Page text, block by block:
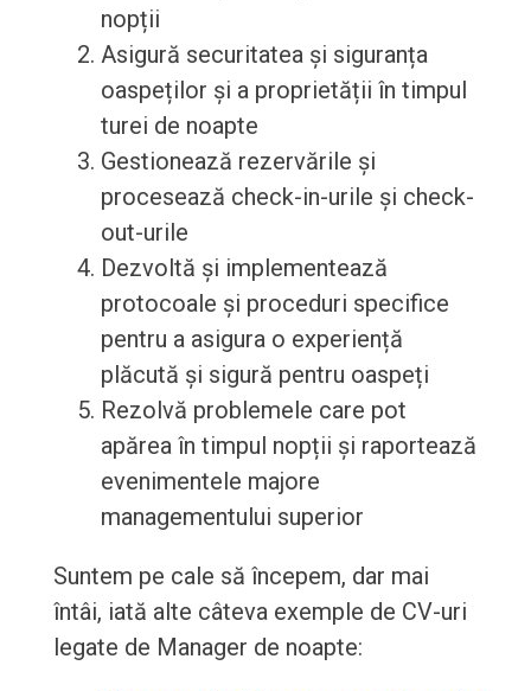
nopții
Asigură securitatea și siguranța
oaspeților și a proprietății în timpul
turei de noapte
Gestionează rezervările și
procesează check-in-urile și check-
out-urile
Dezvoltă și implementează
protocoale și proceduri specifice
pentru a asigura o experiență
plăcută și sigură pentru oaspeți
Rezolvă problemele care pot
apărea în timpul nopții și raportează
evenimentele majore
managementului superior
Suntem pe cale să începem, dar mai
întâi, iată alte câteva exemple de CV-uri
legate de Manager de noapte: